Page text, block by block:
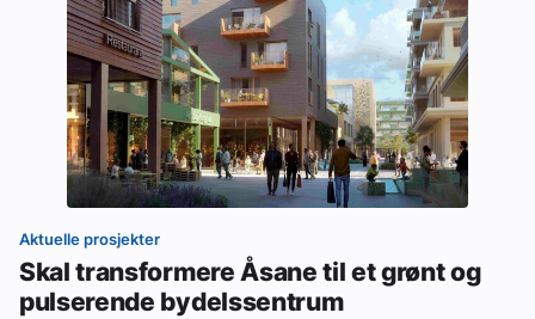
Aktuelle prosjekter
Skal transformere Åsane til et grønt og
pulserende bydelssentrum